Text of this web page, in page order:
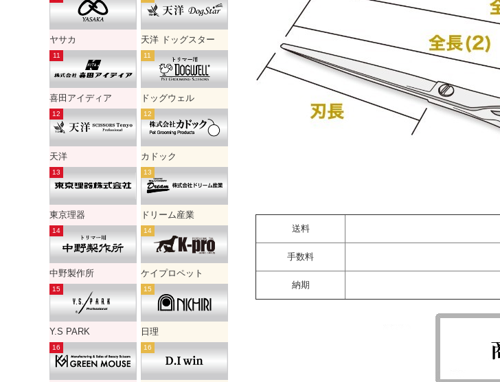
送料
手数料
納期
ヤサカ
喜田アイディア
天洋
東京理器
中野製作所
Y.S PARK
天洋 ドッグスター
ドッグウェル
カドック
ドリーム産業
ケイプロペット
日理